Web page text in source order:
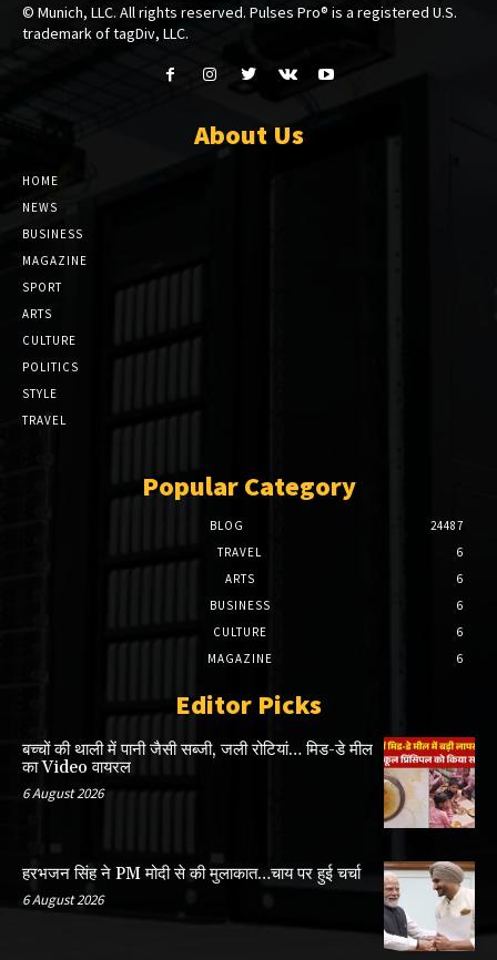
© Munich, LLC. All rights reserved. Pulses Pro® is a registered U.S.
trademark of tagDiv, LLC.
About Us
HOME
NEWS
BUSINESS
MAGAZINE
SPORT
ARTS
CULTURE
POLITICS
STYLE
TRAVEL
Popular Category
BLOG
24487
TRAVEL
6
ARTS
6
BUSINESS
6
CULTURE
6
MAGAZINE
6
Editor Picks
बच्चों की थाली में पानी जैसी सब्जी, जली रोटियां… मिड-डे मील
का Video वायरल
6 August 2026
हरभजन सिंह ने PM मोदी से की मुलाकात…चाय पर हुई चर्चा
6 August 2026